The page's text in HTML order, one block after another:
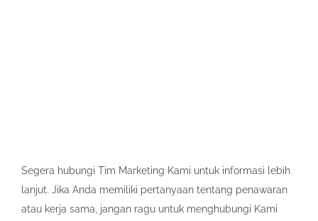
Segera hubungi Tim Marketing Kami untuk informasi lebih
lanjut. Jika Anda memiliki pertanyaan tentang penawaran
atau kerja sama, jangan ragu untuk menghubungi Kami